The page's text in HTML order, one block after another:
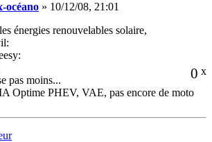
océano » 10/12/08, 21:01
énergies renouvelables solaire,
0 x
pas moins...
Optime PHEV, VAE, pas encore de moto